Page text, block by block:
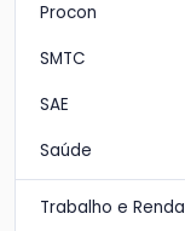
Procon
SMTC
SAE
Saúde
Trabalho e Renda